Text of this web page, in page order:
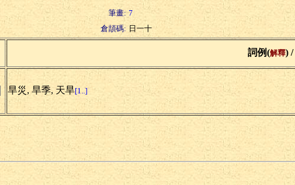
筆畫: 7
倉頡碼: 日一十
詞例(解釋) /
旱災, 旱季, 天旱[1..]